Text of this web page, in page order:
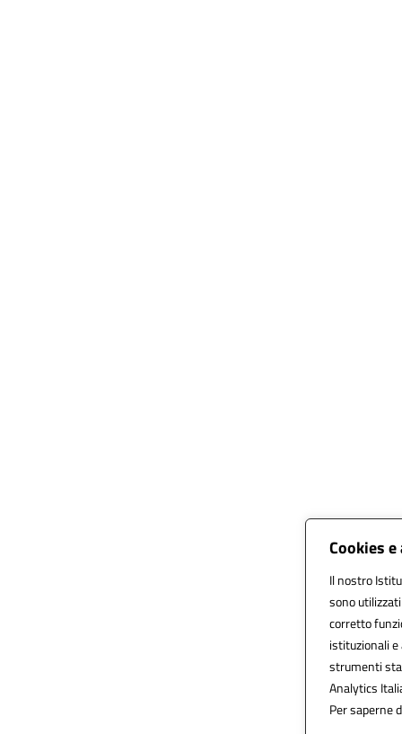
Cookies
Il nostro
sono
corretto
istituzionali
strumenti
Analytics
Per saperne